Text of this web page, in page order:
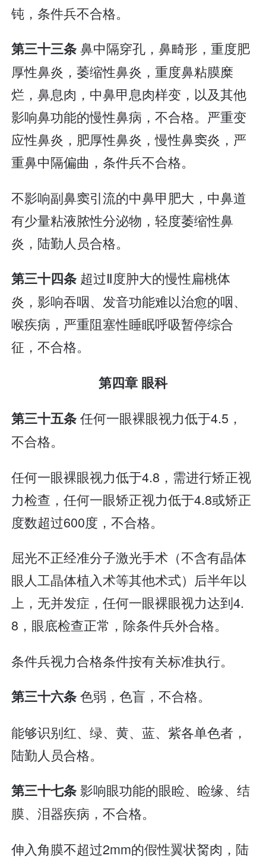
钝，条件兵不合格。
第三十三条鼻中隔穿孔，鼻畸形，重度肥
厚性鼻炎，萎缩性鼻炎，重度鼻粘膜糜
烂，鼻息肉，中鼻甲息肉样变，以及其他
影响鼻功能的慢性鼻病，不合格。严重变
应性鼻炎，肥厚性鼻炎，慢性鼻窦炎，严
重鼻中隔偏曲，条件兵不合格。
不影响副鼻窦引流的中鼻甲肥大，中鼻道
有少量粘液脓性分泌物，轻度萎缩性鼻
炎，陆勤人员合格。
第三十四条 超过Ⅱ度肿大的慢性扁桃体
炎，影响吞咽、发音功能难以治愈的咽、
喉疾病，严重阻塞性睡眠呼吸暂停综合
征，不合格。
第四章 眼科
第三十五条任何一眼裸眼视力低于4.5，
不合格。
任何一眼裸眼视力低于4.8，需进行矫正视
力检查，任何一眼矫正视力低于4.8或矫正
度数超过600度，不合格。
屈光不正经准分子激光手术（不含有晶体
眼人工晶体植入术等其他术式）后半年以
上，无并发症，任何一眼裸眼视力达到4.
8，眼底检查正常，除条件兵外合格。
条件兵视力合格条件按有关标准执行。
第三十六条色弱，色盲，不合格。
能够识别红、绿、黄、蓝、紫各单色者，
陆勤人员合格。
第三十七条影响眼功能的眼睑、睑缘、结
膜、泪器疾病，不合格。
伸入角膜不超过2mm的假性翼状胬肉，陆